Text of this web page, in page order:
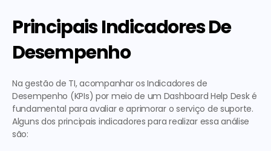
Principais Indicadores De
Desempenho
Na gestão de TI, acompanhar os Indicadores de
Desempenho (KPIs) por meio de um Dashboard Help Desk é
fundamental para avaliar e aprimorar o serviço de suporte.
Alguns dos principais indicadores para realizar essa análise
são: